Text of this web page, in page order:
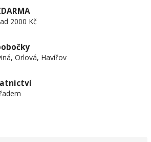
2000 Kč
Orlová, Havířov